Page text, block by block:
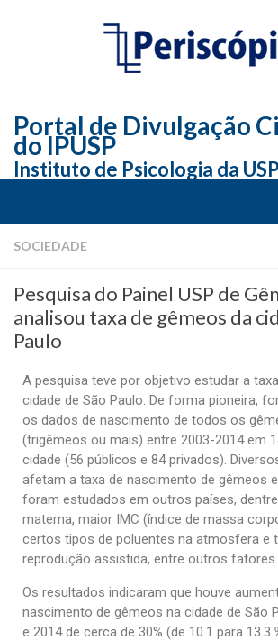
Portal de Divulgação
do IPUSP
Instituto de Psicologia da USP
Home
Educação
Arte e Cultura
Bio
Saúde
Seções
Mural do IP
Perfil
Commentor
Lançamento
Psico-HQ
Dossiês
SOCIEDADE
Pesquisa do Painel USP de
analisou taxa de gêmeos da
Paulo
A pesquisa teve por objetivo estudar a
cidade de São Paulo. De forma pioneira,
os dados de nascimento de todos os
(trigêmeos ou mais) entre 2003-2014 em
cidade (56 públicos e 84 privados).
afetam a taxa de nascimento de gêmeos
foram estudados em outros países,
materna, maior IMC (índice de massa
certos tipos de poluentes na atmosfera e
reprodução assistida, entre outros fatores.
Os resultados indicaram que houve
nascimento de gêmeos na cidade de São
e 2014 de cerca de 30% (de 10.1 para